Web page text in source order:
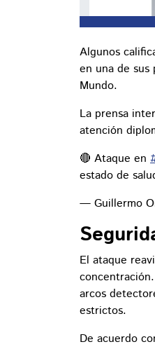
Algunos
en una de sus
Mundo.
La prensa
atención
🔴 Ataque en
estado de
— Guillermo
El ataque
arcos
estrictos.
De acuerdo